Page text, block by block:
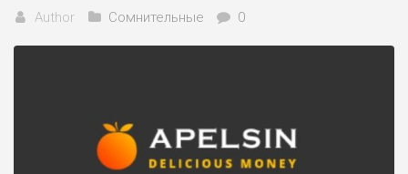
Author Сомнительные 0